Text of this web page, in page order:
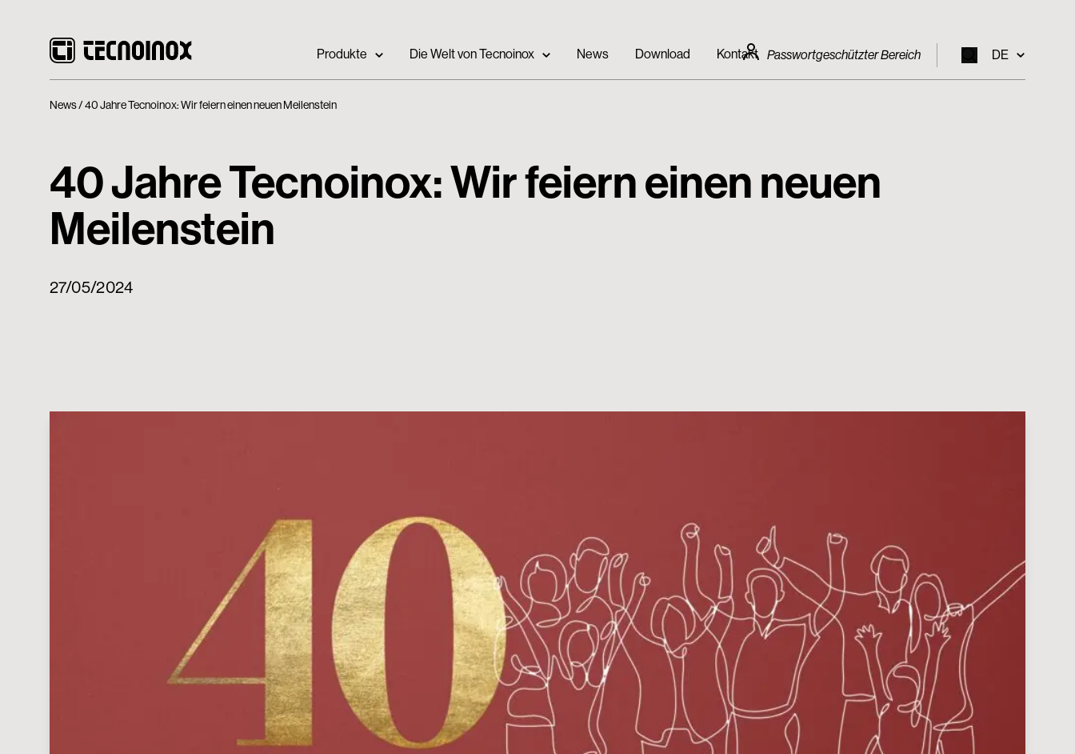
Produkte Die Welt von Tecnoinox News Download Kontakt Passwortgeschützter Bereich DE
News 40 Jahre Tecnoinox: Wir feiern einen neuen Meilenstein
40 Jahre Tecnoinox: Wir feiern einen neuen
Meilenstein
27/05/2024